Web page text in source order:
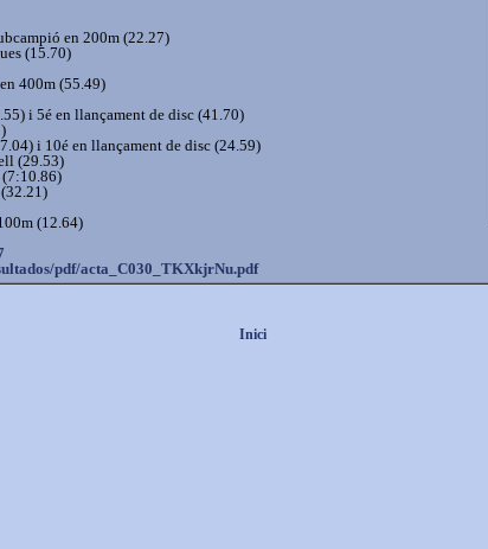
en 200m (22.27)
(15.70)
400m (55.49)
i 5é en llançament de disc (41.70)
i 10é en llançament de disc (24.59)
(29.53)
(7:10.86)
(12.64)
pdf/acta_C030_TKXkjrNu.pdf
Inici